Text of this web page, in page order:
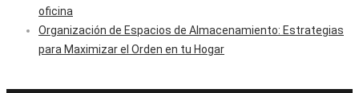
oficina
Organización de Espacios de Almacenamiento: Estrategias
para Maximizar el Orden en tu Hogar